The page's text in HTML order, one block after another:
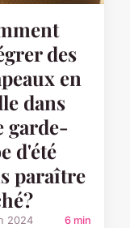
des
en
dans
garde-
d'été
paraître
2024 6 min